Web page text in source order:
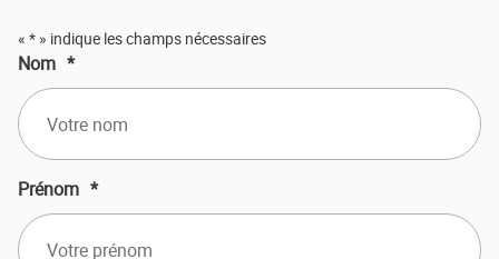
« * » indique les champs nécessaires
Nom *
Prénom *